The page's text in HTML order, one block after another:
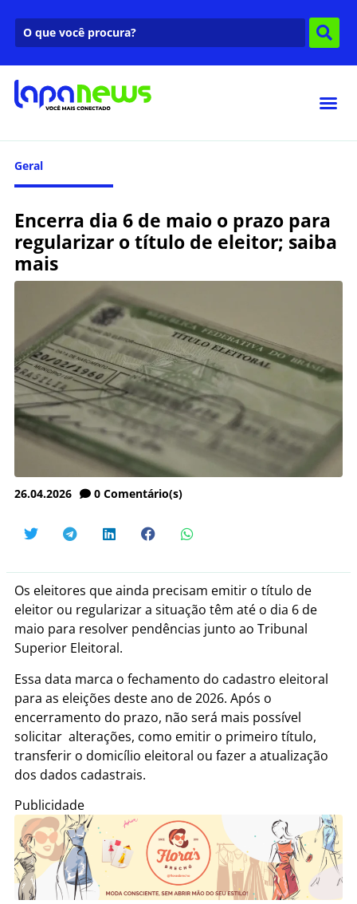
Geral
Encerra dia 6 de maio o prazo para
regularizar o título de eleitor; saiba
mais
26.04.2026 0 Comentário(s)
Os eleitores que ainda precisam emitir o título de
eleitor ou regularizar a situação têm até o dia 6 de
maio para resolver pendências junto ao Tribunal
Superior Eleitoral.
Essa data marca o fechamento do cadastro eleitoral
para as eleições deste ano de 2026. Após o
encerramento do prazo, não será mais possível
solicitar alterações, como emitir o primeiro título,
transferir o domicílio eleitoral ou fazer a atualização
dos dados cadastrais.
Publicidade